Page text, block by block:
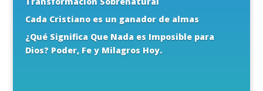
Cada Cristiano es un ganador de almas
¿Qué Significa Que Nada es Imposible para
Dios? Poder, Fe y Milagros Hoy.